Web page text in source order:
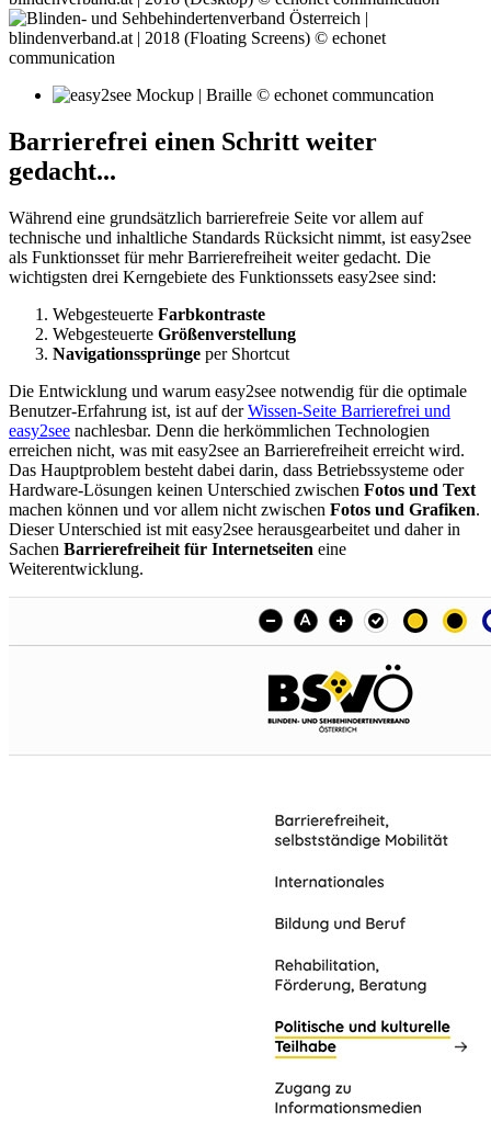
Barrierefrei einen Schritt weiter
gedacht...
Während eine grundsätzlich barrierefreie Seite vor allem auf
technische und inhaltliche Standards Rücksicht nimmt, ist easy2see
als Funktionsset für mehr Barrierefreiheit weiter gedacht. Die
wichtigsten drei Kerngebiete des Funktionssets easy2see sind:
Webgesteuerte Farbkontraste
Webgesteuerte Größenverstellung
Navigationssprünge per Shortcut
Die Entwicklung und warum easy2see notwendig für die optimale
Benutzer-Erfahrung ist, ist auf derWissen-Seite Barrierefrei und
easy2see nachlesbar. Denn die herkömmlichen Technologien
erreichen nicht, was mit easy2see an Barrierefreiheit erreicht wird.
Das Hauptproblem besteht dabei darin, dass Betriebssysteme oder
Hardware-Lösungen keinen Unterschied zwischen Fotos und Text
machen können und vor allem nicht zwischen Fotos und Grafiken.
Dieser Unterschied ist mit easy2see herausgearbeitet und daher in
Sachen Barrierefreiheit für Internetseiten eine
Weiterentwicklung.